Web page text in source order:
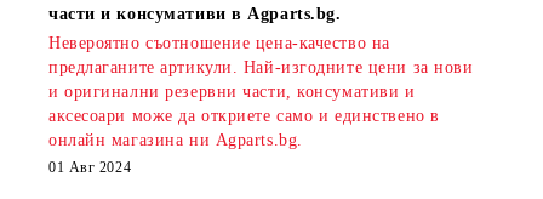
части и консумативи в Agparts.bg.
Невероятно съотношение цена-качество на
предлаганите артикули. Най-изгодните цени за нови
и оригинални резервни части, консумативи и
аксесоари може да откриете само и единствено в
онлайн магазина ни Agparts.bg.
01 Авг 2024